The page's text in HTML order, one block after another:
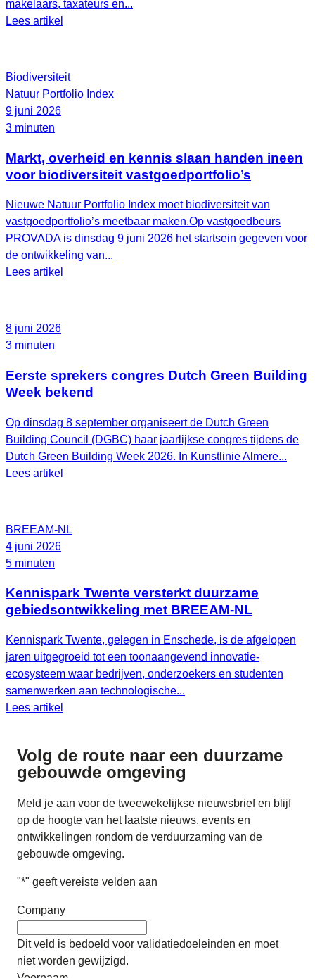
makelaars, taxateurs en...
Lees artikel
Biodiversiteit
Natuur Portfolio Index
9 juni 2026
3 minuten
Markt, overheid en kennis slaan handen ineen
voor biodiversiteit vastgoedportfolio’s
Nieuwe Natuur Portfolio Index moet biodiversiteit van
vastgoedportfolio’s meetbaar maken.Op vastgoedbeurs
PROVADA is dinsdag 9 juni 2026 het startsein gegeven voor
de ontwikkeling van...
Lees artikel
8 juni 2026
3 minuten
Eerste sprekers congres Dutch Green Building
Week bekend
Op dinsdag 8 september organiseert de Dutch Green
Building Council (DGBC) haar jaarlijkse congres tijdens de
Dutch Green Building Week 2026. In Kunstlinie Almere...
Lees artikel
BREEAM-NL
4 juni 2026
5 minuten
Kennispark Twente versterkt duurzame
gebiedsontwikkeling met BREEAM‑NL
Kennispark Twente, gelegen in Enschede, is de afgelopen
jaren uitgegroeid tot een toonaangevend innovatie-
ecosysteem waar bedrijven, onderzoekers en studenten
samenwerken aan technologische...
Lees artikel
Volg de route naar een duurzame
gebouwde omgeving
Meld je aan voor de tweewekelijkse nieuwsbrief en blijf
op de hoogte van het laatste nieuws, events en
ontwikkelingen rondom de verduurzaming van de
gebouwde omgeving.
"*" geeft vereiste velden aan
Company
Dit veld is bedoeld voor validatiedoeleinden en moet
niet worden gewijzigd.